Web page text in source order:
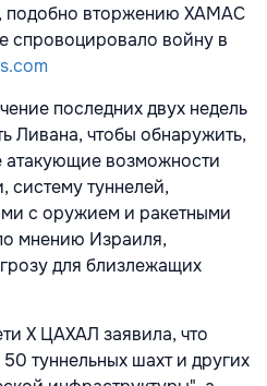
подобно вторжению ХАМАС
спровоцировало войну в
последних двух недель
Ливана, чтобы обнаружить,
атакующие возможности
систему туннелей,
с оружием и ракетными
мнению Израиля,
для близлежащих
X ЦАХАЛ заявила, что
туннельных шахт и других